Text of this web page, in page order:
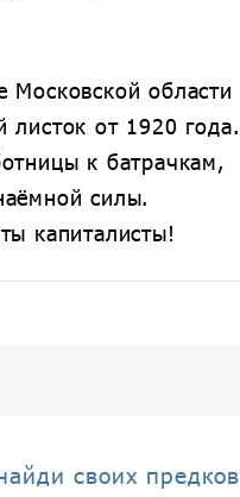
Московской области
листок от 1920 года.
к батрачкам,
силы.
капиталисты!
своих предков